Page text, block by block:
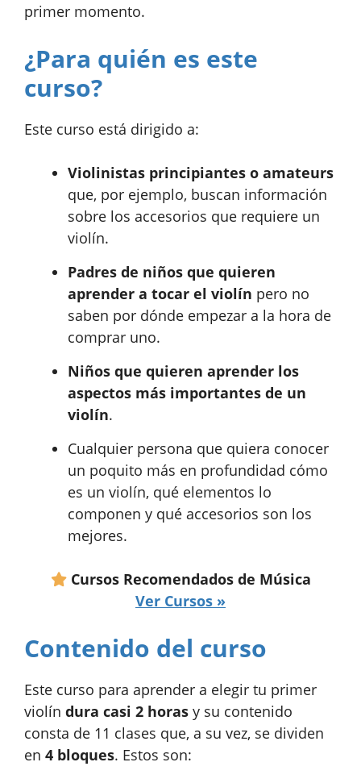
primer momento.
¿Para quién es este
curso?
Este curso está dirigido a:
Violinistas principiantes o amateurs
que, por ejemplo, buscan información
sobre los accesorios que requiere un
violín.
Padres de niños que quieren
aprender a tocar el violín pero no
saben por dónde empezar a la hora de
comprar uno.
Niños que quieren aprender los
aspectos más importantes de un
violín.
Cualquier persona que quiera conocer
un poquito más en profundidad cómo
es un violín, qué elementos lo
componen y qué accesorios son los
mejores.
Cursos Recomendados de Música
Ver Cursos »
Contenido del curso
Este curso para aprender a elegir tu primer
violín dura casi 2 horas y su contenido
consta de 11 clases que, a su vez, se dividen
en 4 bloques. Estos son: